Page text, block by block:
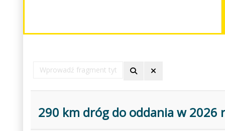
Wprowadź
fragment
290 km dróg do oddania w 2026